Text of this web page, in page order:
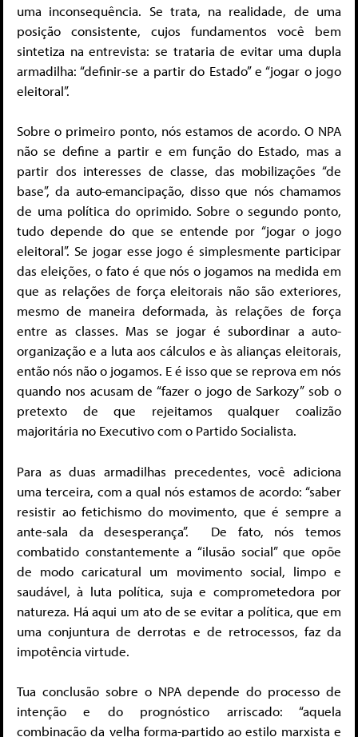
uma inconsequência. Se trata, na realidade, de uma
posição consistente, cujos fundamentos você bem
sintetiza na entrevista: se trataria de evitar uma dupla
armadilha: “definir-se a partir do Estado” e “jogar o jogo
eleitoral”.
Sobre o primeiro ponto, nós estamos de acordo. O NPA
não se define a partir e em função do Estado, mas a
partir dos interesses de classe, das mobilizações “de
base”, da auto-emancipação, disso que nós chamamos
de uma política do oprimido. Sobre o segundo ponto,
tudo depende do que se entende por “jogar o jogo
eleitoral”. Se jogar esse jogo é simplesmente participar
das eleições, o fato é que nós o jogamos na medida em
que as relações de força eleitorais não são exteriores,
mesmo de maneira deformada, às relações de força
entre as classes. Mas se jogar é subordinar a auto-
organização e a luta aos cálculos e às alianças eleitorais,
então nós não o jogamos. E é isso que se reprova em nós
quando nos acusam de “fazer o jogo de Sarkozy” sob o
pretexto de que rejeitamos qualquer coalizão
majoritária no Executivo com o Partido Socialista.
Para as duas armadilhas precedentes, você adiciona
uma terceira, com a qual nós estamos de acordo: “saber
resistir ao fetichismo do movimento, que é sempre a
ante-sala da desesperança”. De fato, nós temos
combatido constantemente a “ilusão social” que opõe
de modo caricatural um movimento social, limpo e
saudável, à luta política, suja e comprometedora por
natureza. Há aqui um ato de se evitar a política, que em
uma conjuntura de derrotas e de retrocessos, faz da
impotência virtude.
Tua conclusão sobre o NPA depende do processo de
intenção e do prognóstico arriscado: “aquela
combinação da velha forma-partido ao estilo marxista e